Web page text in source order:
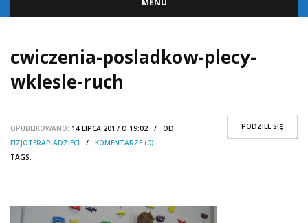
MENU
cwiczenia-posladkow-plecy-
wklesle-ruch
PODZIEL SIĘ
OPUBLIKOWANO: 14 LIPCA 2017 O 19:02 / OD
FIZJOTERAPIADZIECI / KOMENTARZE (0)
TAGS: